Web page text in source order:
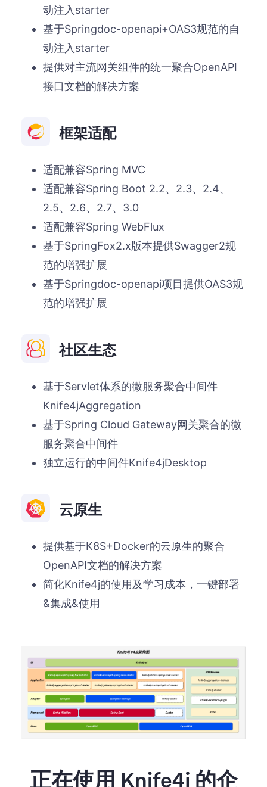
动注入starter
基于Springdoc-openapi+OAS3规范的自
动注入starter
提供对主流网关组件的统一聚合OpenAPI
接口文档的解决方案
框架适配
适配兼容Spring MVC
适配兼容Spring Boot 2.2、2.3、2.4、
2.5、2.6、2.7、3.0
适配兼容Spring WebFlux
基于SpringFox2.x版本提供Swagger2规
范的增强扩展
基于Springdoc-openapi项目提供OAS3规
范的增强扩展
社区生态
基于Servlet体系的微服务聚合中间件
Knife4jAggregation
基于Spring Cloud Gateway网关聚合的微
服务聚合中间件
独立运行的中间件Knife4jDesktop
云原生
提供基于K8S+Docker的云原生的聚合
OpenAPI文档的解决方案
简化Knife4j的使用及学习成本，一键部署
&集成&使用